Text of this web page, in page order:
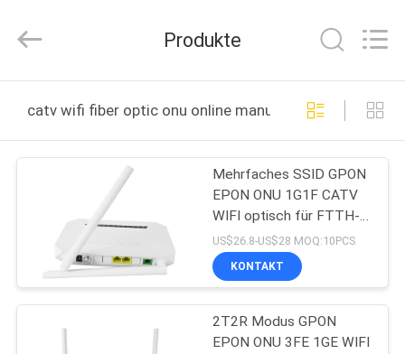
PRODUKTE
FABRIK-
AUSFLUG
Technology
Co.,Ltd..
Reserved.
Produkte
catv wifi fiber optic onu online manufacture
Mehrfaches SSID GPON
EPON ONU 1G1F CATV
WIFI optisch für FTTH-
Lösungen
US$26.8-US$28 MOQ:10PCS
KONTAKT
2T2R Modus GPON
EPON ONU 3FE 1GE WIFI